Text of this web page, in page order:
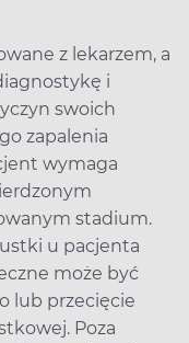
z lekarzem, a
i
swoich
zapalenia
wymaga
stadium.
u pacjenta
może być
lub przecięcie
Poza